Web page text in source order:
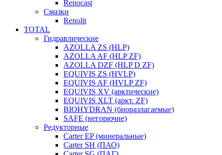
Renocast
Смазки
Renolit
TOTAL
Гидравлические
AZOLLA ZS (HLP)
AZOLLA AF (HLP ZF)
AZOLLA DZF (HLP D ZF)
EQUIVIS ZS (HVLP)
EQUIVIS AF (HVLP ZF)
EQUIVIS XV (арктические)
EQUIVIS XLT (аркт. ZF)
BIOHYDRAN (биоразлагаемые)
SAFE (негорючие)
Редукторные
Carter EP (минеральные)
Carter SH (ПАО)